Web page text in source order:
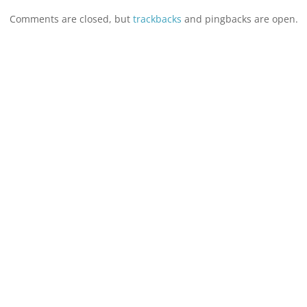
Comments are closed, but trackbacks and pingbacks are open.